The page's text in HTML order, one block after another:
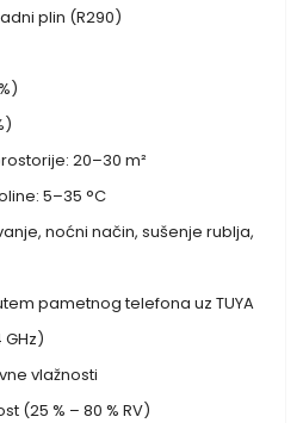
plin (R290)
20–30 m²
5–35 °C
noćni način, sušenje rublja,
pametnog telefona uz TUYA
vlažnosti
(25 % – 80 % RV)